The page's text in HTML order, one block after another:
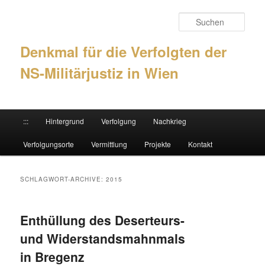
Denkmal für die Verfolgten der
NS-Militärjustiz in Wien
Zum Inhalt wechseln
Zum sekundären Inhalt wechseln
::: Hintergrund Verfolgung Nachkrieg
Verfolgungsorte Vermittlung Projekte Kontakt
SCHLAGWORT-ARCHIVE:2015
Enthüllung des Deserteurs-
und Widerstandsmahnmals
in Bregenz